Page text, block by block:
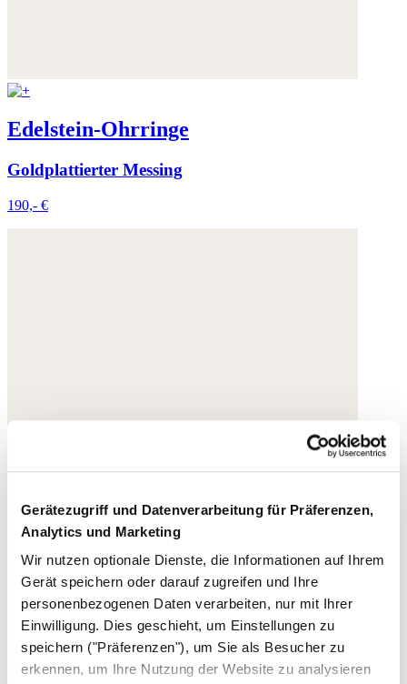
Gerätezugriff und Datenverarbeitung für Präferenzen,
Analytics und Marketing
Wir nutzen optionale Dienste, die Informationen auf Ihrem
Gerät speichern oder darauf zugreifen und Ihre
personenbezogenen Daten verarbeiten, nur mit Ihrer
Einwilligung. Dies geschieht, um Einstellungen zu
speichern ("Präferenzen"), um Sie als Besucher zu
erkennen, um Ihre Nutzung der Website zu analysieren
Edelstein-Ohrringe
Goldplattierter Messing
190,- €